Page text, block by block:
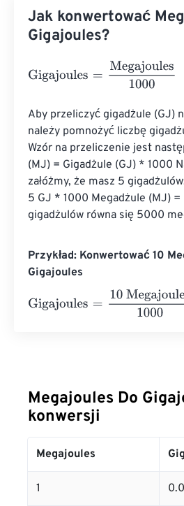
Jak konwertować
Gigajoules?
Gigajoules Megajoules1000
Aby przeliczyć gigadżule (GJ)
należy pomnożyć liczbę
Wzór na przeliczenie jest
(MJ) = Gigadżule (GJ) * 1000
załóżmy, że masz 5
5 GJ * 1000 Megadżule (MJ)
gigadżulów równa się 5000
Przykład: Konwertować 10
Gigajoules
Gigajoules
10 Megajoules1000
Megajoules Do
konwersji
Megajoules
1